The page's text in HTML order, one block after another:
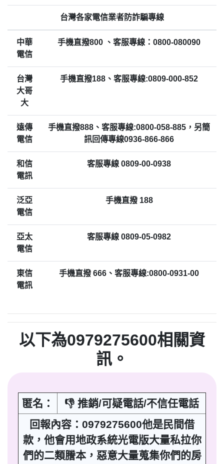
台灣各家電信業者防詐騙專線
中華
電信
手機直撥800 、客服專線：0800-080090
台灣
大哥
大
手機直撥188、客服專線:0809-000-852
遠傳
電信
手機直撥888、客服專線:0800-058-885，另簡
訊回傳專線0936-866-866
和信
電訊
客服專線 0809-00-0938
泛亞
電信
手機直撥 188
亞太
電信
客服專線 0809-05-0982
東信
電訊
手機直撥 666、客服專線:0800-0931-00
以下為0979275600相關資
訊。
匿名：
👎 推銷/可疑電話/不信任電話
回報內容：0979275600他是民間借
款，他會用地政系統光電版大量私拉你
們的二類謄本，惡意大量蒐集你們的房